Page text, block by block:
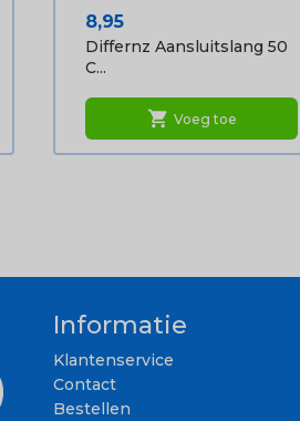
Prijs
8,95
Differnz Aansluitslang 50
C...
shopping_cart Voeg toe
Informatie
Klantenservice
Contact
Bestellen